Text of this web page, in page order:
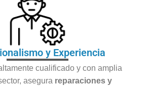
y Experiencia
cualificado y con amplia
asegura reparaciones y